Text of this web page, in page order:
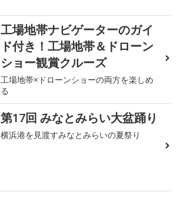
工場地帯ナビゲーターのガイ
ド付き！工場地帯＆ドローン
ショー観賞クルーズ
工場地帯×ドローンショーの両方を楽しめ
る
第17回 みなとみらい大盆踊り
横浜港を見渡すみなとみらいの夏祭り